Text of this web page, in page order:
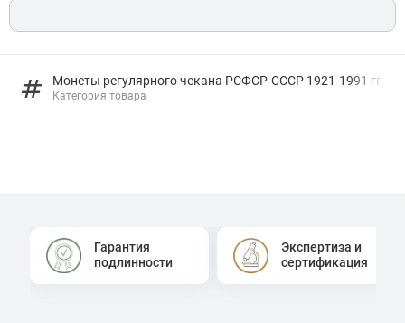
Монеты регулярного чекана РСФСР-СССР 1921-1991 гг.
Категория товара
Гарантия
подлинности
Экспертиза и
сертификация